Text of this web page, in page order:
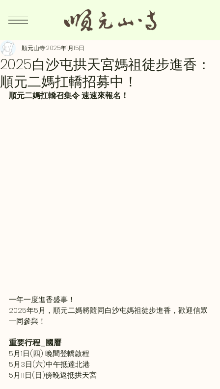
2025白沙屯拱天宮媽祖徒步進香：
順元二媽扛轎招募中！
順元山寺2025年1月15日
順元二媽扛轎召集令 速速來報名！
一年一度進香盛事！
2025年5月，順元二媽將隨同白沙屯媽祖徒步進香，歡迎信眾
一同參與！
重要行程_國曆
5月1日(四) 晚間登轎啟程
5月3日(六)中午抵達北港
5月11日(日)傍晚返抵拱天宮